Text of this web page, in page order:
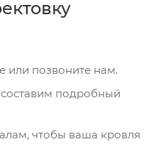
или позвоните нам.
подробный
чтобы ваша кровля